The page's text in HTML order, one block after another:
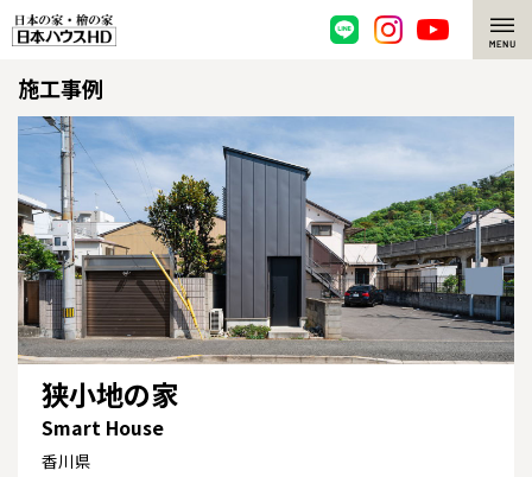
脱炭素・檜の家
環境にやさしい、脱炭素社会の住宅
檜・木造住宅
耐震構造
高耐久住宅
高断熱・高気密の家
選ばれる理由
檜の魅力
檜の魅力 トップ
檜と日本人
1000年を超えて生きる檜
注文住宅
注文住宅 トップ
グレートステージ
クレステージ
施工事例
リフォーム
リフォーム トップ
資産活用
施工事例
狭小地の家
Smart House
香川県